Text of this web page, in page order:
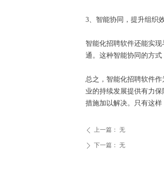
3、智能协同，提升组织
智能化招聘软件还能实
通。这种智能协同的方
总之，智能化招聘软件
业的持续发展提供有力
措施加以解决。只有这
ꄴ 上一篇： 无
ꄲ 下一篇： 无